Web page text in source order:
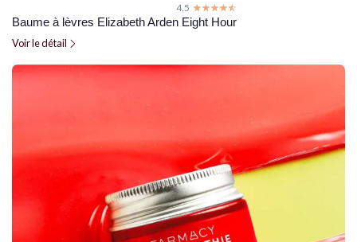
4.5 ☆☆☆☆☆
★★★★★
Baume à lèvres Elizabeth Arden Eight Hour
Voir le détail